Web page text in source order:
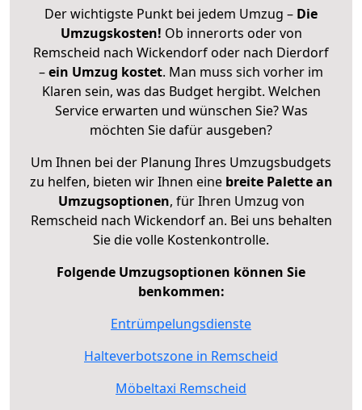
Der wichtigste Punkt bei jedem Umzug – Die
Umzugskosten! Ob innerorts oder von
Remscheid nach Wickendorf oder nach Dierdorf
–ein Umzug kostet. Man muss sich vorher im
Klaren sein, was das Budget hergibt. Welchen
Service erwarten und wünschen Sie? Was
möchten Sie dafür ausgeben?
Um Ihnen bei der Planung Ihres Umzugsbudgets
zu helfen, bieten wir Ihnen eine breite Palette an
Umzugsoptionen, für Ihren Umzug von
Remscheid nach Wickendorf an. Bei uns behalten
Sie die volle Kostenkontrolle.
Folgende Umzugsoptionen können Sie
benkommen:
Entrümpelungsdienste
Halteverbotszone in Remscheid
Möbeltaxi Remscheid